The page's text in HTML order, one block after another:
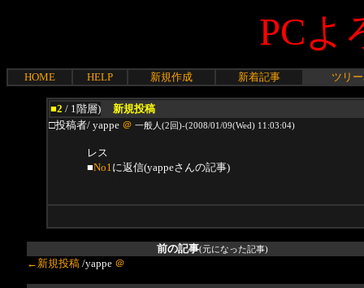
PCよ
HOME HELP 新規作成 新着記事 ツリ
■2 / 1階層)
新規投稿
□投稿者/ yappe ＠ 一般人(2回)-(2008/01/09(Wed) 11:03:04)
レス
■No1 に返信(yappeさんの記事)
前の記事(元になった記事)
←新規投稿/yappe ＠